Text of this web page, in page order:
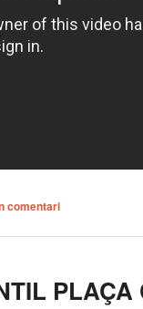
comentari
PLAÇA